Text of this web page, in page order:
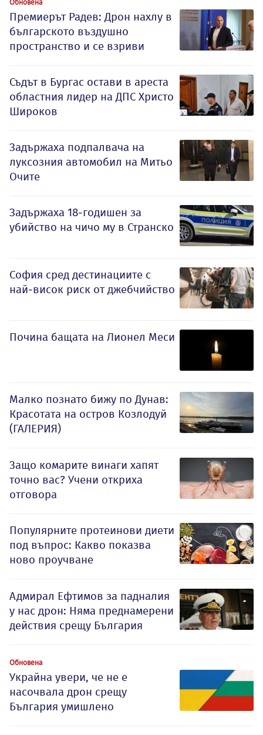
Премиерът Радев: Дрон нахлу в
българското въздушно
пространство и се взриви
Съдът в Бургас остави в ареста
областния лидер на ДПС Христо
Широков
Задържаха подпалвача на
луксозния автомобил на Митьо
Очите
Задържаха 18-годишен за
убийство на чичо му в Странско
София сред дестинациите с
най-висок риск от джебчийство
Почина бащата на Лионел Меси
Малко познато бижу по Дунав:
Красотата на остров Козлодуй
(ГАЛЕРИЯ)
Защо комарите винаги хапят
точно вас? Учени откриха
отговора
Популярните протеинови диети
под въпрос: Какво показва
ново проучване
Адмирал Ефтимов за падналия
у нас дрон: Няма преднамерени
действия срещу България
Обновена
Украйна увери, че не е
насочвала дрон срещу
България умишлено